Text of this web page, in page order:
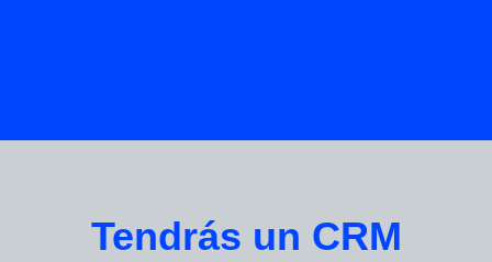
Tendrás un CRM